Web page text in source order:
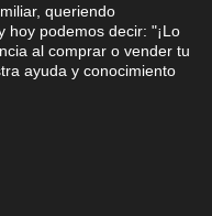
queriendo
hoy podemos decir: "¡Lo
al comprar o vender tu
ayuda y conocimiento